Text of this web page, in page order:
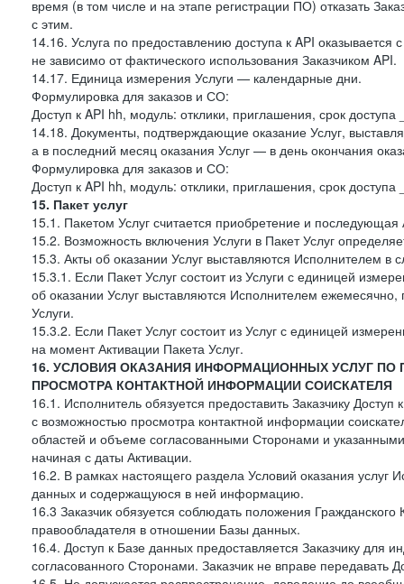
время (в том числе и на этапе регистрации ПО) отказать
с этим.
14.16. Услуга по предоставлению доступа к API оказывается
не зависимо от фактического использования Заказчиком API.
14.17. Единица измерения Услуги — календарные дни.
Формулировка для заказов и СО:
Доступ к API hh, модуль: отклики, приглашения, срок
14.18. Документы, подтверждающие оказание Услуг,
а в последний месяц оказания Услуг — в день окончания
Формулировка для заказов и СО:
Доступ к API hh, модуль: отклики, приглашения, срок
15. Пакет услуг
15.1. Пакетом Услуг считается приобретение и
15.2. Возможность включения Услуги в Пакет Услуг
15.3. Акты об оказании Услуг выставляются Исполнителем в
15.3.1. Если Пакет Услуг состоит из Услуги с единицей
об оказании Услуг выставляются Исполнителем
Услуги.
15.3.2. Если Пакет Услуг состоит из Услуг с единицей
на момент Активации Пакета Услуг.
16. УСЛОВИЯ ОКАЗАНИЯ ИНФОРМАЦИОННЫХ УСЛУГ
ПРОСМОТРА КОНТАКТНОЙ ИНФОРМАЦИИ СОИСКАТЕЛЯ
16.1. Исполнитель обязуется предоставить Заказчику
с возможностью просмотра контактной информации
областей и объеме согласованными Сторонами и
начиная с даты Активации.
16.2. В рамках настоящего раздела Условий оказания услуг
данных и содержащуюся в ней информацию.
16.3 Заказчик обязуется соблюдать положения
правообладателя в отношении Базы данных.
16.4. Доступ к Базе данных предоставляется Заказчику для
согласованного Сторонами. Заказчик не вправе